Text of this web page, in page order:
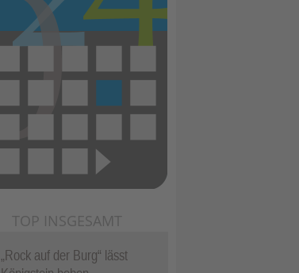
TOP INSGESAMT
„Rock auf der Burg“ lässt